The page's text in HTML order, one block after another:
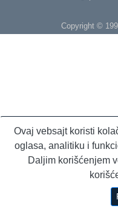
Copyright ©
Ovaj vebsajt koristi
oglasa, analitiku i
Daljim korišćenjem